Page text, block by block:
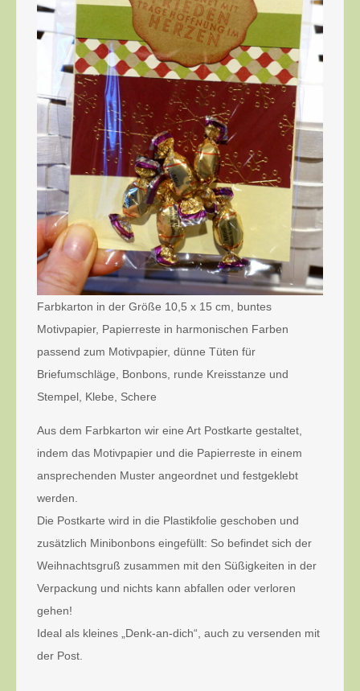
Farbkarton in der Größe 10,5 x 15 cm, buntes
Motivpapier, Papierreste in harmonischen Farben
passend zum Motivpapier, dünne Tüten für
Briefumschläge, Bonbons, runde Kreisstanze und
Stempel, Klebe, Schere
Aus dem Farbkarton wir eine Art Postkarte gestaltet,
indem das Motivpapier und die Papierreste in einem
ansprechenden Muster angeordnet und festgeklebt
werden.
Die Postkarte wird in die Plastikfolie geschoben und
zusätzlich Minibonbons eingefüllt: So befindet sich der
Weihnachtsgruß zusammen mit den Süßigkeiten in der
Verpackung und nichts kann abfallen oder verloren
gehen!
Ideal als kleines „Denk-an-dich“, auch zu versenden mit
der Post.